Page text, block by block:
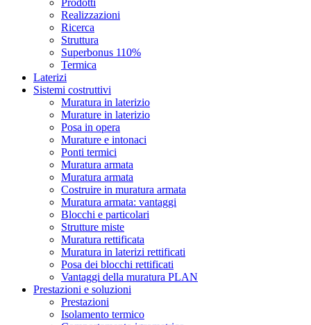
Prodotti
Realizzazioni
Ricerca
Struttura
Superbonus 110%
Termica
Laterizi
Sistemi costruttivi
Muratura in laterizio
Murature in laterizio
Posa in opera
Murature e intonaci
Ponti termici
Muratura armata
Muratura armata
Costruire in muratura armata
Muratura armata: vantaggi
Blocchi e particolari
Strutture miste
Muratura rettificata
Muratura in laterizi rettificati
Posa dei blocchi rettificati
Vantaggi della muratura PLAN
Prestazioni e soluzioni
Prestazioni
Isolamento termico